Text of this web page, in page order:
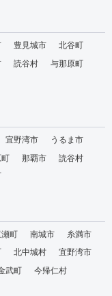
豊見城市
北谷町
読谷村
与那原町
宜野湾市
うるま市
那覇市
読谷村
瀬町 南城市
糸満市
北中城村
宜野湾市
武町
今帰仁村